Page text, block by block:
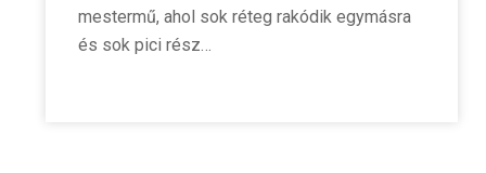
mestermű, ahol sok réteg rakódik egymásra
és sok pici rész…